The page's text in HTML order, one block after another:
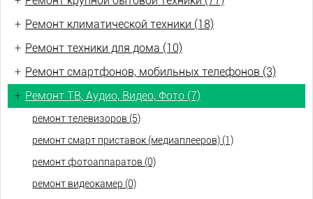
+ Ремонт климатической техники (18)
+ Ремонт техники для дома (10)
+ Ремонт смартфонов, мобильных телефонов (3)
+ Ремонт ТВ, Аудио, Видео, Фото (7)
ремонт телевизоров (5)
ремонт смарт приставок (медиаплееров) (1)
ремонт фотоаппаратов (0)
ремонт видеокамер (0)